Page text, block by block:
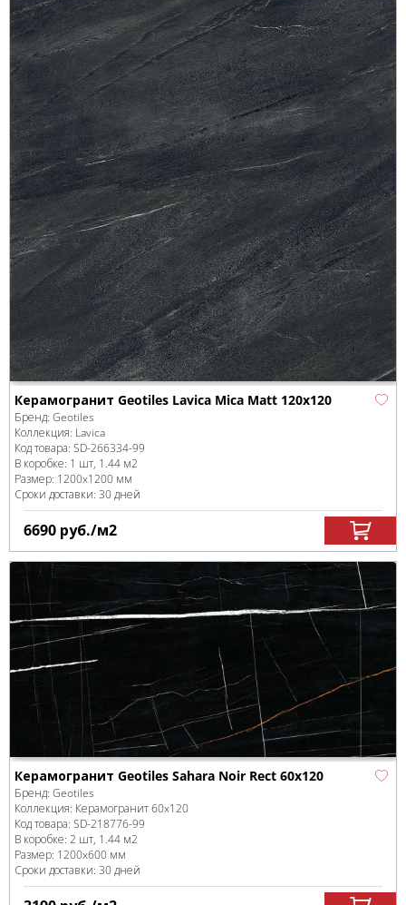
Керамогранит Geotiles Lavica Mica Matt 120x120
Бренд: Geotiles
Коллекция: Lavica
Код товара: SD-266334-99
В коробке: 1 шт, 1.44 м2
Размер: 1200x1200 мм
Сроки доставки: 30 дней
6690 руб./м2
Керамогранит Geotiles Sahara Noir Rect 60x120
Бренд: Geotiles
Коллекция: Керамогранит 60x120
Код товара: SD-218776-99
В коробке: 2 шт, 1.44 м2
Размер: 1200x600 мм
Сроки доставки: 30 дней